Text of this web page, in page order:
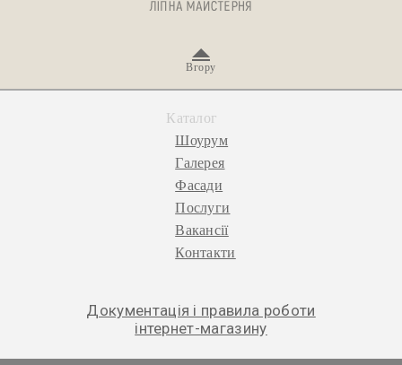
Вгору
Каталог
Шоурум
Галерея
Фасади
Послуги
Вакансії
Контакти
Документація і правила роботи
інтернет-магазину